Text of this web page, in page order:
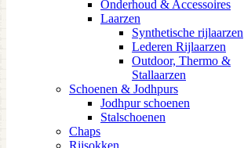
Onderhoud & Accessoires
Laarzen
Synthetische rijlaarzen
Lederen Rijlaarzen
Outdoor, Thermo &
Stallaarzen
Schoenen & Jodhpurs
Jodhpur schoenen
Stalschoenen
Chaps